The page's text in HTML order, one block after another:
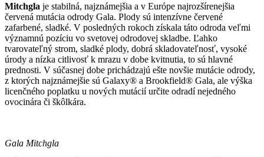
Mitchgla je stabilná, najznámejšia a v Európe najrozšírenejšia
červená mutácia odrody Gala. Plody sú intenzívne červené
zafarbené, sladké. V posledných rokoch získala táto odroda veľmi
významnú pozíciu vo svetovej odrodovej skladbe. Ľahko
tvarovateľný strom, sladké plody, dobrá skladovateľnosť, vysoké
úrody a nízka citlivosť k mrazu v dobe kvitnutia, to sú hlavné
prednosti. V súčasnej dobe prichádzajú ešte novšie mutácie odrody,
z ktorých najznámejšie sú Galaxy® a Brookfield® Gala, ale výška
licenčného poplatku u nových mutácií určite odradí nejedného
ovocinára či škôlkára.
Gala Mitchgla